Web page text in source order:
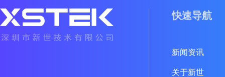
快速导航
新闻资讯
关于新世